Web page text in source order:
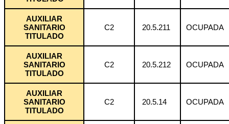
AUXILIAR
SANITARIO
TITULADO
C2 20.5.211 OCUPADA
AUXILIAR
SANITARIO
TITULADO
C2 20.5.212 OCUPADA
AUXILIAR
SANITARIO
TITULADO
C2 20.5.14 OCUPADA